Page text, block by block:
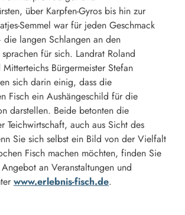
über Karpfen-Gyros bis hin zur
Semmel war für jeden Geschmack
langen Schlangen an den
sprachen für sich. Landrat Roland
Bürgermeister Stefan
sich darin einig, dass die
Fisch ein Aushängeschild für die
darstellen. Beide betonten die
Teichwirtschaft, auch aus Sicht des
Sie sich selbst ein Bild von der Vielfalt
Fisch machen möchten, finden Sie
an Veranstaltungen und
www.erlebnis-fisch.de.